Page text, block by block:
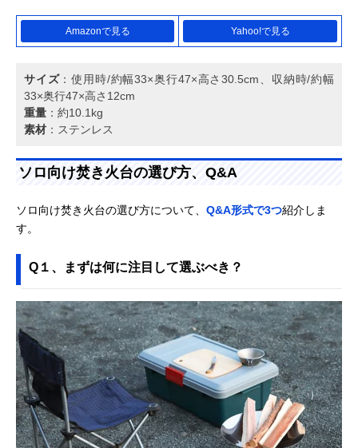
Amazonで見る Yahoo!で見る
サイズ：使用時/約幅33×奥行47×高さ30.5cm、収納時/約幅
33×奥行47×高さ12cm
重量 ：約10.1kg
素材 ：ステンレス
ソロ向け焚き火台の選び方、Q&A
ソロ向け焚き火台の選び方について、 Q&A形式で3つ紹介しま
す。
Q１、まずは何に注目して選ぶべき？